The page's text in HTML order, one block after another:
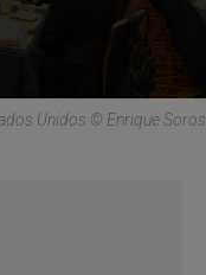
Unidos © Enrique Soros